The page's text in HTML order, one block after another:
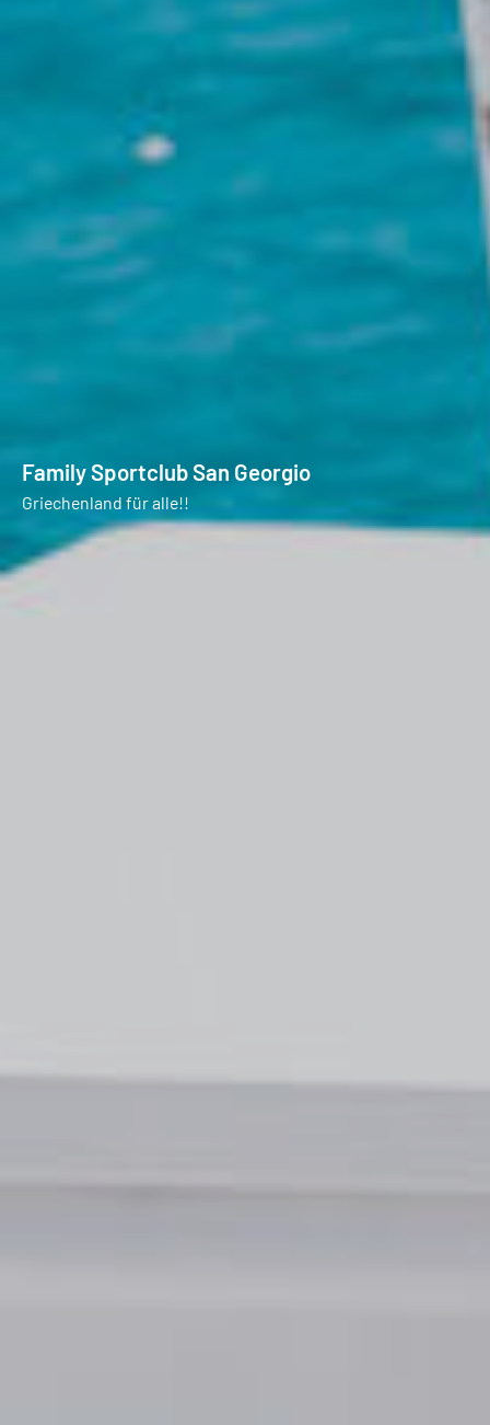
Family Sportclub San Georgio
Griechenland für alle!!